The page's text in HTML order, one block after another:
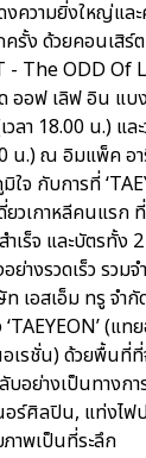
งความยิ่งใหญ่แ
รั้ง ด้วยคอนเสิร์
- The ODD Of
ออฟ เลิฟ อิน แ
วลา 18.00 น.) แ
น.) ณ อิมแพ็ค อ
ใจ กับการที่
เกาหลีคนแรก ที่
เร็จ และบัตรทั้ง
างรวดเร็ว รวม
เอสเอ็ม ทรู จำ
(แท
เรชั่น) ด้วยพื้นที่ที่
อย่างเป็นทางก
ร์ศิลปิน, แท่งไฟป
าพเป็นที่ระลึก